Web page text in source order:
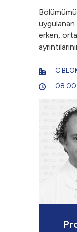
uygulanan
erken, orta
C
08:00